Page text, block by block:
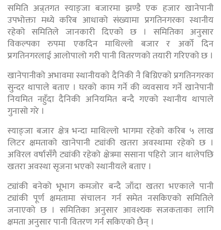
समिति अन्र्तगत स्याङ्जा बजारमा झण्डै एक हजार खानेपानी
उपभोक्ता मध्ये करिब आधाको संख्यामा प्रगतिनगरका स्थानीय
रहेको समितिले जानकारी दिएको छ । समितिका अनुसार
विकल्पका रुपमा एकदिन माथिल्लो बजार र अर्को दिन
प्रगतिनगरलाई आलोपालो गरी पानी वितरणको तयारी गरिएको छ ।
खानेपानीको अभावमा स्थानीयको दैनिकी नै बिग्रिएको प्रगतिनगरका
सुन्दर थापाले बताए । घरको काम गर्ने की व्यवसाय गर्ने खानेपानी
नियमित नहुँदा दैनिकी अनियमित बन्दै गएको स्थानीय थापाले
गुनासो गरे ।
स्याङ्जा बजार क्षेत्र भन्दा माथिल्लो भागमा रहेको करिब ५ लाख
लिटर क्षमताको खानेपानी ट्यांकी खतरा अवस्थामा रहेको छ ।
अविरल वर्षासँगै ट्यांकी रहेको क्षेत्रमा ससाना पहिरो जान थालेपछि
खतरा अवस्था सृजना भएको स्थानीयले बताए ।
ट्यांकी बनेको भूभाग कमजोर बन्दै जाँदा खतरा भएकाले पानी
ट्यांकी पूर्ण क्षमतामा संचालन गर्न समेत नसकिएको समितिले
जनाएको छ । समितिका अनुसार आवश्यक सजकताका लागि
क्षमता अनुसार पानी वितरण गर्न सकिएको छैन् ।